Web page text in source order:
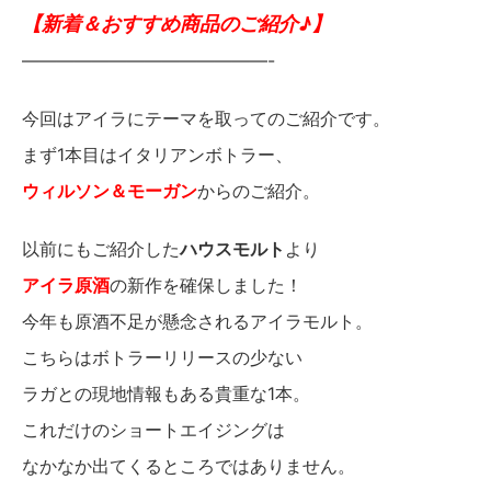
【新着＆おすすめ商品のご紹介♪】
——————————————-
今回はアイラにテーマを取ってのご紹介です。
まず1本目はイタリアンボトラー、
ウィルソン＆モーガンからのご紹介。
以前にもご紹介したハウスモルト より
アイラ原酒の新作を確保しました！
今年も原酒不足が懸念されるアイラモルト。
こちらはボトラーリリースの少ない
ラガとの現地情報もある貴重な1本。
これだけのショートエイジングは
なかなか出てくるところではありません。